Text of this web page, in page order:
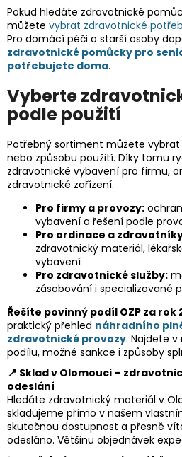
Pokud hledáte zdravotnické
můžete vybrat zdravotnické
Pro domácí péči o starší osoby
zdravotnické pomůcky pro
potřebujete doma.
Vyberte
podle použití
Potřebný sortiment můžete
nebo způsobu použití. Díky tomu
zdravotnické vybavení pro firmu,
zdravotnické zařízení.
Pro firmy a provozy:
vybavení a řešení podle
Pro ordinace a
zdravotnický materiál,
vybavení
Pro zdravotnické služby:
zásobování i specializované
Řešíte povinný podíl OZP za rok
praktický přehled náhradního
zdravotnické provozy. Najdete
podílu, možné sankce i způsoby
📍 Sklad v Olomouci –
odeslání
Hledáte zdravotnický materiál v
skladujeme přímo v našem
skutečnou dostupnost a přesně
odesláno. Většinu objednávek